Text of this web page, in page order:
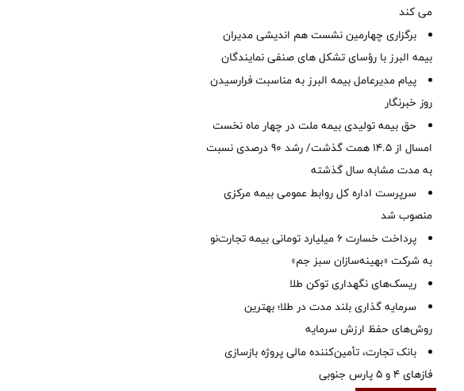
می کند
برگزاری چهارمین نشست هم اندیشی مدیران
بیمه البرز با رؤسای تشکل های صنفی نمایندگان
پیام مدیرعامل بیمه البرز به مناسبت فرارسیدن
روز خبرنگار
حق بیمه تولیدی بیمه ملت در چهار ماه نخست
امسال از 14.5 همت گذشت/ رشد 90 درصدی نسبت
به مدت مشابه سال گذشته
سرپرست اداره كل روابط عمومی بیمه مركزی
منصوب شد
پرداخت خسارت ۶ میلیارد تومانی بیمه تجارت‌نو
به شرکت «بهینه‌سازان سبز جم»
ریسک‌های نگهداری توکن طلا
سرمایه گذاری بلند مدت در طلا؛ بهترین
روش‌های حفظ ارزش سرمایه
بانک تجارت، تأمین‌کننده مالی پروژه بازسازی
فازهای ۴ و ۵ پارس جنوبی